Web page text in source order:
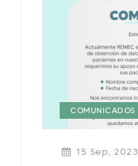
COMUNICADOS
15 Sep, 2023